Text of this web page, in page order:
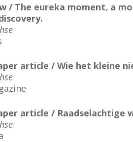
/ The eureka moment, a
article / Wie het kleine
article / Raadselachtige